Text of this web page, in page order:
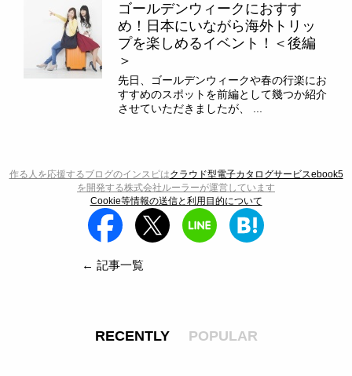
ゴールデンウィークにおすす
め！日本にいながら海外トリッ
プを楽しめるイベント！＜後編
＞
先日、ゴールデンウィークや春の行楽にお
すすめのスポットを前編として幾つか紹介
させていただきましたが、 ...
作る人を応援するブログのインスピはクラウド型電子カタログサービスebook5
を開発する株式会社ルーラーが運営しています
Cookie等情報の送信と利用目的について
← 記事一覧
RECENTLY POPULAR